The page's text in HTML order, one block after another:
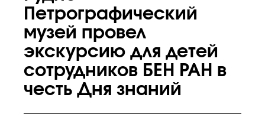
Петрографический
музей провел
экскурсию для детей
сотрудников БЕН РАН в
честь Дня знаний